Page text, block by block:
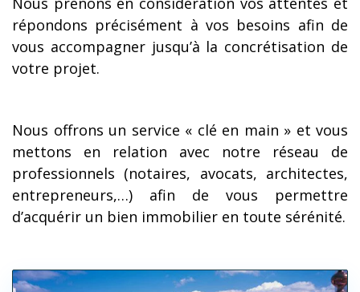
répondons précisément à vos besoins afin de
vous accompagner jusqu’à la concrétisation de
votre projet.
Nous offrons un service « clé en main » et vous
mettons en relation avec notre réseau de
professionnels (notaires, avocats, architectes,
entrepreneurs,…) afin de vous permettre
d’acquérir un bien immobilier en toute sérénité.